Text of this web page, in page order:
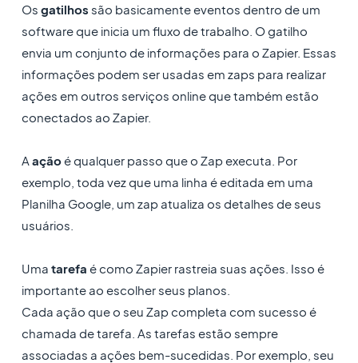
Os gatilhos são basicamente eventos dentro de um
software que inicia um fluxo de trabalho. O gatilho
envia um conjunto de informações para o Zapier. Essas
informações podem ser usadas em zaps para realizar
ações em outros serviços online que também estão
conectados ao Zapier.
A açãoé qualquer passo que o Zap executa. Por
exemplo, toda vez que uma linha é editada em uma
Planilha Google, um zap atualiza os detalhes de seus
usuários.
Uma tarefa é como Zapier rastreia suas ações. Isso é
importante ao escolher seus planos.
Cada ação que o seu Zap completa com sucesso é
chamada de tarefa. As tarefas estão sempre
associadas a ações bem-sucedidas. Por exemplo, seu